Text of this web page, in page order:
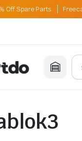
Off Spare Parts. Free